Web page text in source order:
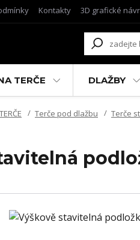
Kontakty 3D grafické
TERČE DLAŽBY
Terče pod dlažbu Terče